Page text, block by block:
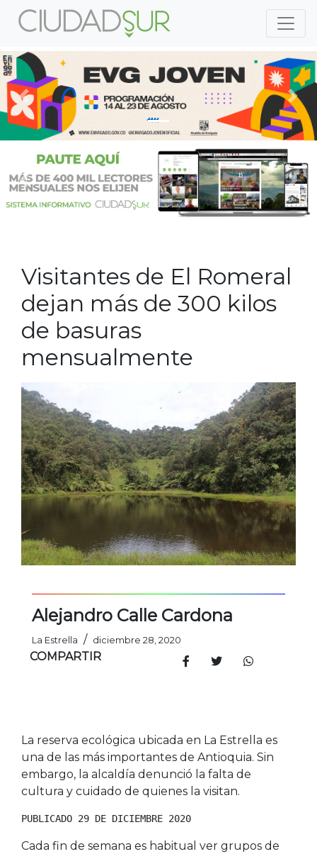
Previous
Previous
Visitantes de El Romeral
dejan más de 300 kilos
de basuras
mensualmente
Alejandro Calle Cardona
La Estrella / diciembre 28, 2020
COMPARTIR
La reserva ecológica ubicada en La Estrella es
una de las más importantes de Antioquia. Sin
embargo, la alcaldía denunció la falta de
cultura y cuidado de quienes la visitan.
PUBLICADO 29 DE DICIEMBRE 2020
Cada fin de semana es habitual ver grupos de